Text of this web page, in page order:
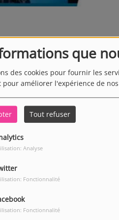
que
des cookies pour fournir les
pour améliorer l'expérience de
Tout refuser
Analyse
Fonctionnalité
Fonctionnalité
IES.
commenter cet article
CONNECTER